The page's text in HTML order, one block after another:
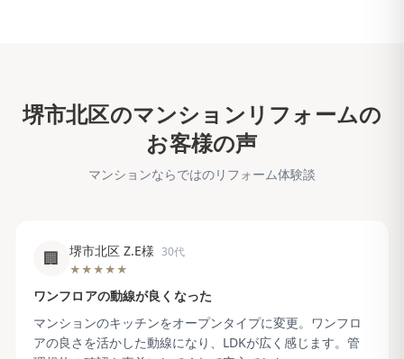
堺市北区のマンションリフォームの
お客様の声
マンションならではのリフォーム体験談
🏢 堺市北区 Z.E様 30代
★★★★★
ワンフロアの動線が良くなった
マンションのキッチンをオープンタイプに変更。ワンフロ
アの良さを活かした動線になり、LDKが広く感じます。管